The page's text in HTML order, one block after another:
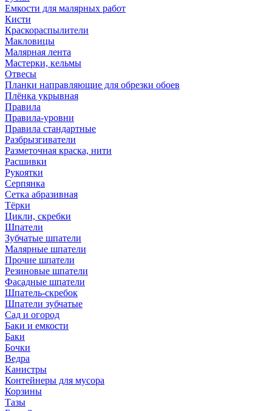
Емкости для малярных работ
Кисти
Краскораспылители
Макловицы
Малярная лента
Мастерки, кельмы
Отвесы
Планки направляющие для обрезки обоев
Плёнка укрывная
Правила
Правила-уровни
Правила стандартные
Разбрызгиватели
Разметочная краска, нити
Расшивки
Рукоятки
Серпянка
Сетка абразивная
Тёрки
Цикли, скребки
Шпатели
Зубчатые шпатели
Малярные шпатели
Прочие шпатели
Резиновые шпатели
Фасадные шпатели
Шпатель-скребок
Шпатели зубчатые
Сад и огород
Баки и емкости
Баки
Бочки
Ведра
Канистры
Контейнеры для мусора
Корзины
Тазы